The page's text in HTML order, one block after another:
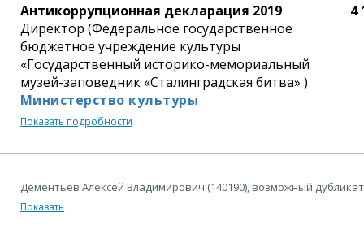
Антикоррупционная декларация 2019
Директор (Федеральное государственное
бюджетное учреждение культуры
«Государственный историко-мемориальный
музей-заповедник «Сталинградская битва» )
Министерство культуры
Показать подробности
4
Дементьев Алексей Владимирович (140190), возможный
Показать